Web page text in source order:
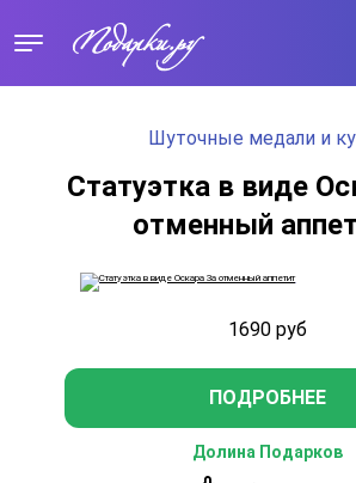
Шуточные медали и
Статуэтка в виде
отменный
1690 руб
ПОДРОБНЕЕ
Долина Подарков